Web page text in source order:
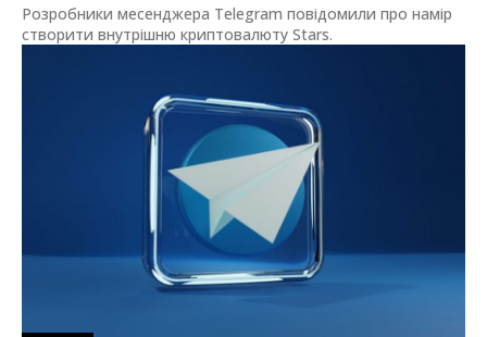
Розробники месенджера Telegram повідомили про намір
створити внутрішню криптовалюту Stars.